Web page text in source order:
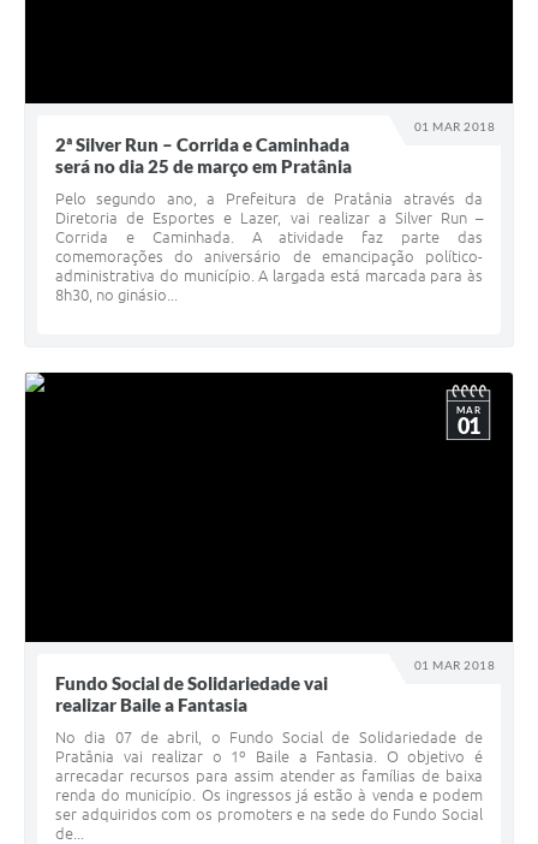
01 MAR 2018
2ª Silver Run – Corrida e Caminhada
será no dia 25 de março em Pratânia
Pelo segundo ano, a Prefeitura de Pratânia através da
Diretoria de Esportes e Lazer, vai realizar a Silver Run –
Corrida e Caminhada. A atividade faz parte das
comemorações do aniversário de emancipação político-
administrativa do município. A largada está marcada para às
8h30, no ginásio...
01 MAR 2018
MAR
01
Fundo Social de Solidariedade vai
realizar Baile a Fantasia
No dia 07 de abril, o Fundo Social de Solidariedade de
Pratânia vai realizar o 1º Baile a Fantasia. O objetivo é
arrecadar recursos para assim atender as famílias de baixa
renda do município. Os ingressos já estão à venda e podem
ser adquiridos com os promoters e na sede do Fundo Social
de...